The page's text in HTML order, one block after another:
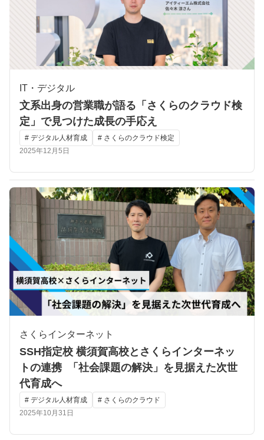
IT・デジタル
文系出身の営業職が語る「さくらのクラウド検
定」で見つけた成長の手応え
# デジタル人材育成
# さくらのクラウド検定
2025年12月5日
さくらインターネット
SSH指定校 横須賀高校とさくらインターネッ
トの連携 「社会課題の解決」を見据えた次世
代育成へ
# デジタル人材育成
# さくらのクラウド
2025年10月31日